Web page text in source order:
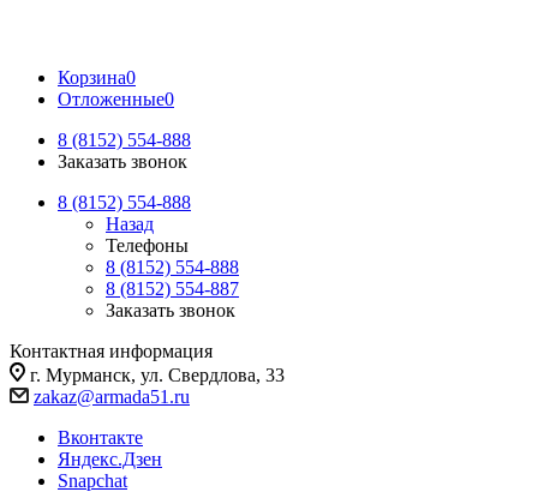
Корзина0
Отложенные0
8 (8152) 554-888
Заказать звонок
8 (8152) 554-888
Назад
Телефоны
8 (8152) 554-888
8 (8152) 554-887
Заказать звонок
Контактная информация
г. Мурманск, ул. Свердлова, 33
zakaz@armada51.ru
Вконтакте
Яндекс.Дзен
Snapchat